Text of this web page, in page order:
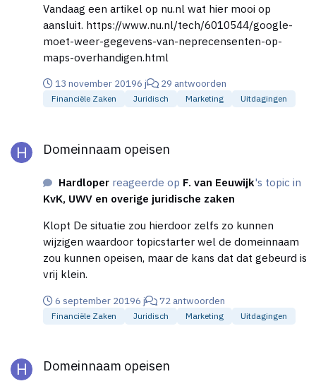
Vandaag een artikel op nu.nl wat hier mooi op
aansluit. https://www.nu.nl/tech/6010544/google-
moet-weer-gegevens-van-neprecensenten-op-
maps-overhandigen.html
13 november 20196 j 29 antwoorden
Financiële Zaken Juridisch Marketing Uitdagingen
Domeinnaam opeisen
Hardloper reageerde op F. van Eeuwijk's topic in
KvK, UWV en overige juridische zaken
Klopt De situatie zou hierdoor zelfs zo kunnen
wijzigen waardoor topicstarter wel de domeinnaam
zou kunnen opeisen, maar de kans dat dat gebeurd is
vrij klein.
6 september 20196 j 72 antwoorden
Financiële Zaken Juridisch Marketing Uitdagingen
Domeinnaam opeisen